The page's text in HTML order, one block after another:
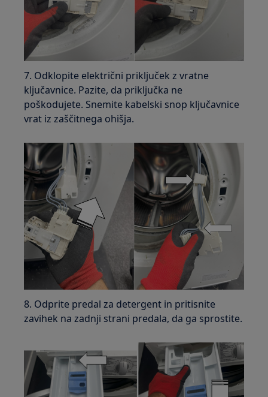
7. Odklopite električni priključek z vratne
ključavnice. Pazite, da priključka ne
poškodujete. Snemite kabelski snop ključavnice
vrat iz zaščitnega ohišja.
8. Odprite predal za detergent in pritisnite
zavihek na zadnji strani predala, da ga sprostite.